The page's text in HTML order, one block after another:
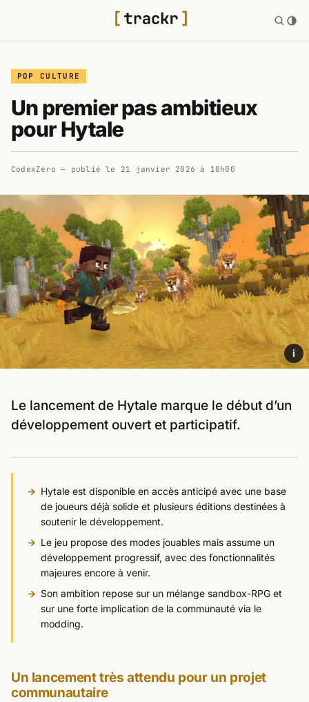
POP CULTURE
Un premier pas ambitieux
pour Hytale
CodexZéro — publié le 21 janvier 2026 à 10h00
i
Le lancement de Hytale marque le début d’un
développement ouvert et participatif.
Hytale est disponible en accès anticipé avec une base
de joueurs déjà solide et plusieurs éditions destinées à
soutenir le développement.
Le jeu propose des modes jouables mais assume un
développement progressif, avec des fonctionnalités
majeures encore à venir.
Son ambition repose sur un mélange sandbox-RPG et
sur une forte implication de la communauté via le
modding.
Un lancement très attendu pour un projet
communautaire